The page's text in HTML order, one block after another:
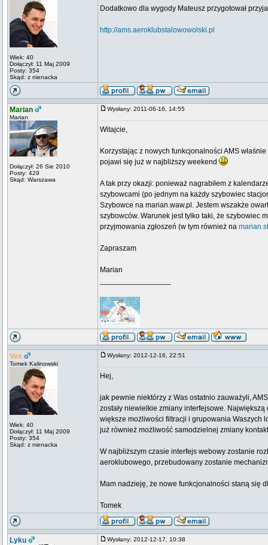
Wiek: 40
Dołączył: 11 Maj 2009
Posty: 354
Skąd: z nienacka
Dodatkowo dla wygody Mateusz przygotował
http://ams.aeroklubstalowowolski.pl
Marian
Marian
Dołączył: 26 Sie 2010
Posty: 429
Skąd: Warszawa
Wysłany: 2011-06-16, 14:55
Witajcie,
Korzystając z nowych funkcjonalności AMS
pojawi się już w najbliższy weekend
A tak przy okazji: ponieważ nagrabiłem z
szybowcami (po jednym na każdy szybowiec
Szybowce na marian.waw.pl. Jestem wszakże
szybowców. Warunek jest tylko taki, że szybowiec
przyjmowania zgłoszeń (w tym również na
Zapraszam
Marian
Vex
Tomek Kalinowski
Wiek: 40
Dołączył: 11 Maj 2009
Posty: 354
Skąd: z nienacka
Wysłany: 2012-12-16, 22:51
Hej,
jak pewnie niektórzy z Was ostatnio zauważyli,
zostały niewielkie zmiany interfejsowe.
większe możliwości filtracji i grupowania Waszych
już również możliwość samodzielnej zmiany
W najbliższym czasie interfejs webowy zostanie
aeroklubowego, przebudowany zostanie
Mam nadzieję, że nowe funkcjonalności staną się
Tomek
Lyku Wysłany: 2012-12-17, 10:38